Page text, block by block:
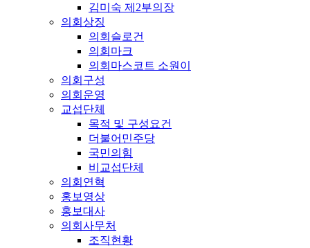
김미숙 제2부의장
의회상징
의회슬로건
의회마크
의회마스코트 소원이
의회구성
의회운영
교섭단체
목적 및 구성요건
더불어민주당
국민의힘
비교섭단체
의회연혁
홍보영상
홍보대사
의회사무처
조직현황